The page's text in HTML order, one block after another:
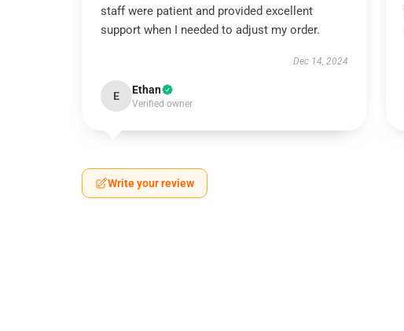
staff were patient and provided excellent
support when I needed to adjust my order.
Dec 14, 2024
E Ethan
Verified owner
Write your review